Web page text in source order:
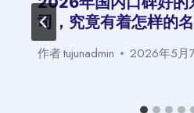
司，究竟有着怎样的
作者tujunadmin 2026年5月